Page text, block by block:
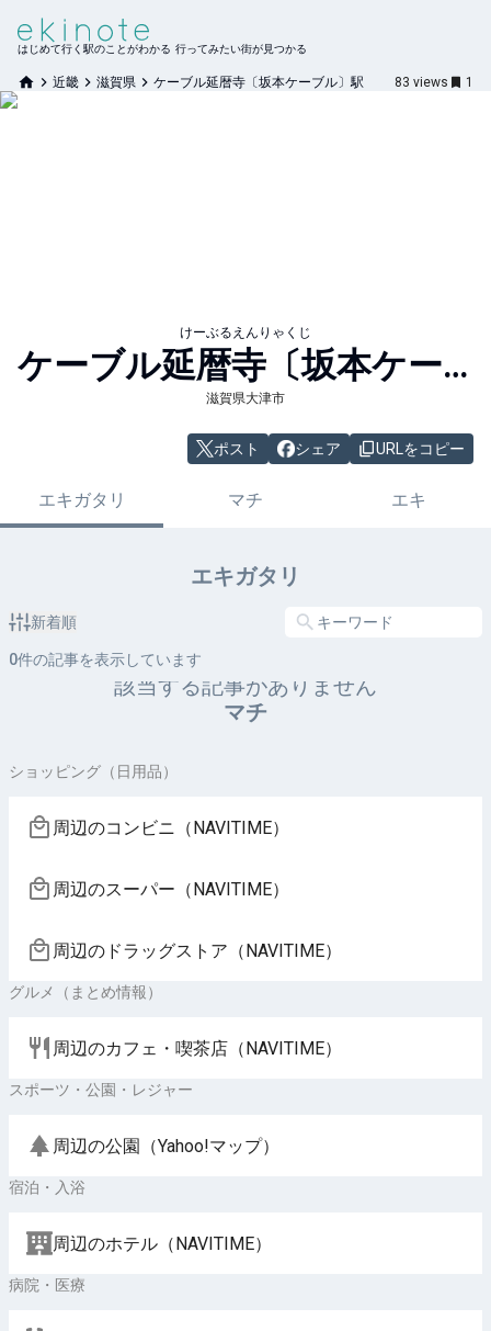
はじめて行く駅のことがわかる 行ってみたい街が見つかる
近畿 滋賀県 ケーブル延暦寺〔坂本ケーブル〕駅 83 views 1
けーぶるえんりゃくじ
ケーブル延暦寺〔坂本ケーブル〕
滋賀県大津市
ポスト シェア URLをコピー
エキガタリ マチ エキ
エキガタリ
新着順
0件の記事を表示しています
該当する記事がありません
マチ
ショッピング（日用品）
周辺のコンビニ（NAVITIME）
周辺のスーパー（NAVITIME）
周辺のドラッグストア（NAVITIME）
グルメ（まとめ情報）
周辺のカフェ・喫茶店（NAVITIME）
スポーツ・公園・レジャー
周辺の公園（Yahoo!マップ）
宿泊・入浴
周辺のホテル（NAVITIME）
病院・医療